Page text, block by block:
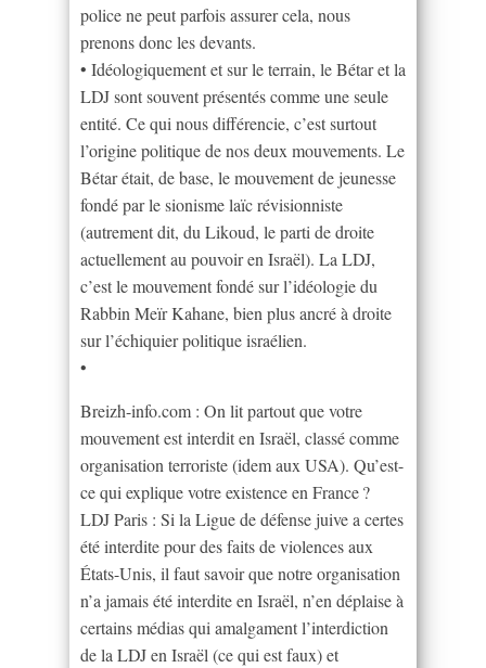
police ne peut parfois assurer cela, nous
prenons donc les devants.
• Idéologiquement et sur le terrain, le Bétar et la
LDJ sont souvent présentés comme une seule
entité. Ce qui nous différencie, c’est surtout
l’origine politique de nos deux mouvements. Le
Bétar était, de base, le mouvement de jeunesse
fondé par le sionisme laïc révisionniste
(autrement dit, du Likoud, le parti de droite
actuellement au pouvoir en Israël). La LDJ,
c’est le mouvement fondé sur l’idéologie du
Rabbin Meïr Kahane, bien plus ancré à droite
sur l’échiquier politique israélien.
•
Breizh-info.com : On lit partout que votre
mouvement est interdit en Israël, classé comme
organisation terroriste (idem aux USA). Qu’est-
ce qui explique votre existence en France ?
LDJ Paris : Si la Ligue de défense juive a certes
été interdite pour des faits de violences aux
États-Unis, il faut savoir que notre organisation
n’a jamais été interdite en Israël, n’en déplaise à
certains médias qui amalgament l’interdiction
de la LDJ en Israël (ce qui est faux) et